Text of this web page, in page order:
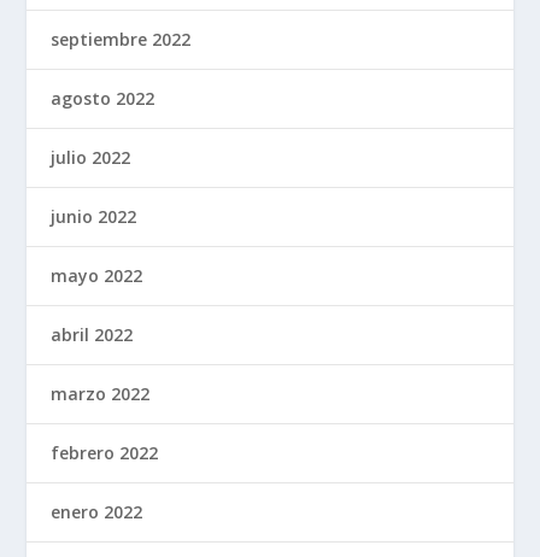
septiembre 2022
agosto 2022
julio 2022
junio 2022
mayo 2022
abril 2022
marzo 2022
febrero 2022
enero 2022